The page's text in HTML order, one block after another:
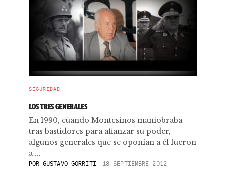
SEGURIDAD
LOS TRES GENERALES
En 1990, cuando Montesinos maniobraba
tras bastidores para afianzar su poder,
algunos generales que se oponían a él fueron
a ...
POR GUSTAVO GORRITI 18 SEPTIEMBRE 2012